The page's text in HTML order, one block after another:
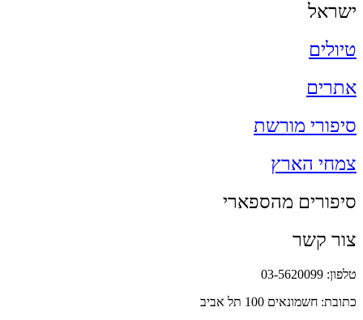
ישראל
טיולים
אתרים
סיפורי מורשת
צמחי הארץ
סיפורים מהספארי
צור קשר
טלפון: 03-5620099
כתובת: חשמונאים 100 תל אביב